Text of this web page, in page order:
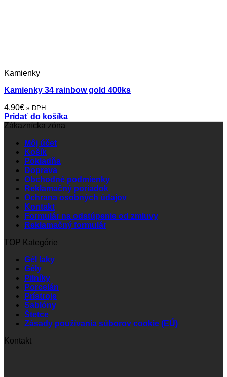
Kamienky
Kamienky 34 rainbow gold 400ks
4,90€ s DPH
Pridať do košíka
Zákaznícka zóna
Môj účet
Košík
Pokladňa
Doprava
Obchodné podmienky
Reklamačný poriadok
Ochrana osobných údajov
Kontakt
Formulár na odstúpenie od zmluvy
Reklamačný formulár
TOP Kategórie
Gél laky
Gély
Pilníky
Porcelán
Prístroje
Šablóny
Štetce
Zásady používania súborov cookie (EÚ)
Kontakt